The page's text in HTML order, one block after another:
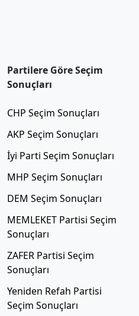
Partilere Göre Seçim
Sonuçları
CHP Seçim Sonuçları
AKP Seçim Sonuçları
İyi Parti Seçim Sonuçları
MHP Seçim Sonuçları
DEM Seçim Sonuçları
MEMLEKET Partisi Seçim
Sonuçları
ZAFER Partisi Seçim
Sonuçları
Yeniden Refah Partisi
Seçim Sonuçları